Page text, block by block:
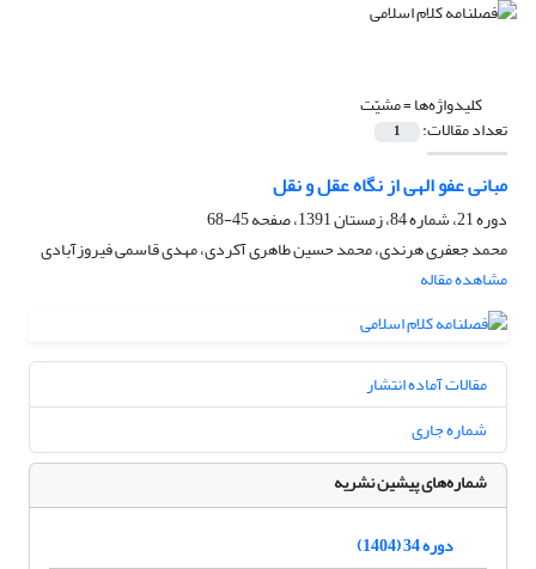
کلیدواژه‌ها =مشیّت
تعداد مقالات: 1
مبانی عفو الهی از نگاه عقل و نقل
دوره 21، شماره 84، زمستان 1391، صفحه
45-68
محمد جعفری هرندی، محمد حسین طاهری آکردی، مهدی قاسمی فیروزآبادی
مشاهده مقاله
مقالات آماده انتشار
شماره جاری
شماره‌های پیشین نشریه
دوره 34 (1404)